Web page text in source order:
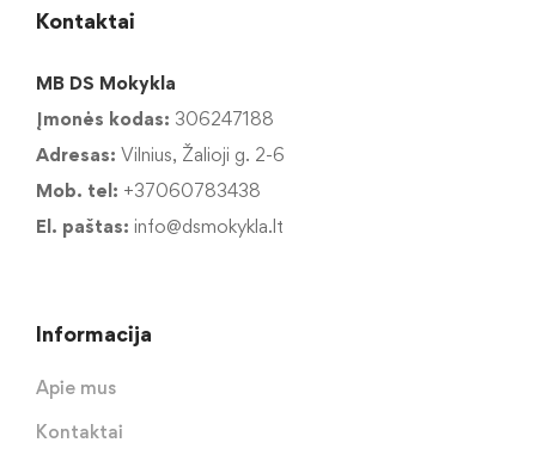
Kontaktai
MB DS Mokykla
Įmonės kodas: 306247188
Adresas: Vilnius, Žalioji g. 2-6
Mob. tel: +37060783438
El. paštas: info@dsmokykla.lt
Informacija
Apie mus
Kontaktai